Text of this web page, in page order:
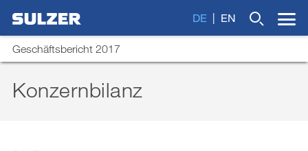
Geschäftsbericht 2017
DE EN
Konzernbilanz